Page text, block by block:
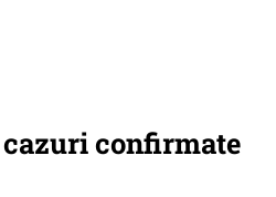
confirmate